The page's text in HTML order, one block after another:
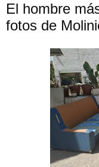
El hombre
fotos de